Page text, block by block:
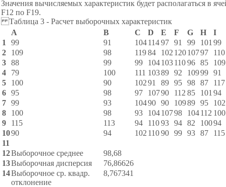
Значения вычисляемых характеристик будет располагаться в
F12 по F19.
Таблица 3 - Расчет выборочных характеристик
A
B C D E F G H
I
1
99 91 10411497 91 99 101 99
2
109 98 11984 102 12010797
110
3 88 99 99 10410311096 85
109
4
79 100 111 10389 92 10999 91
5
100 90 10291 89 95 98 87
117
6 95 98 97 10790 112 85 101 94
7 99 93 10490 90 10989 95
102
8
100 98 93 10410798 104112 100
9
115 113 94 11093 94 82 10094
1090 94 102 11090 99 93 87
115
11
12Выборочное среднее
98,68
13Выборочная дисперсия
76,86626
14Выборочное ср. квадр.
отклонение
8,767341